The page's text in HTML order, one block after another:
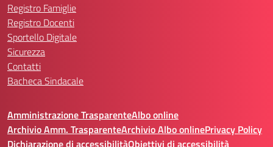
Registro Famiglie
Registro Docenti
Sportello Digitale
Sicurezza
Contatti
Bacheca Sindacale
Amministrazione TrasparenteAlbo online
Archivio Amm. TrasparenteArchivio Albo onlinePrivacy Policy
Dichiarazione di accessibilitàObiettivi di accessibilità